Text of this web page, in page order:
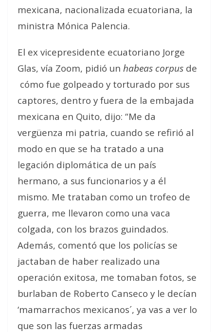
mexicana, nacionalizada ecuatoriana, la
ministra Mónica Palencia.
El ex vicepresidente ecuatoriano Jorge
Glas, vía Zoom, pidió un habeas corpus de
cómo fue golpeado y torturado por sus
captores, dentro y fuera de la embajada
mexicana en Quito, dijo: “Me da
vergüenza mi patria, cuando se refirió al
modo en que se ha tratado a una
legación diplomática de un país
hermano, a sus funcionarios y a él
mismo. Me trataban como un trofeo de
guerra, me llevaron como una vaca
colgada, con los brazos guindados.
Además, comentó que los policías se
jactaban de haber realizado una
operación exitosa, me tomaban fotos, se
burlaban de Roberto Canseco y le decían
‘mamarrachos mexicanos´, ya vas a ver lo
que son las fuerzas armadas